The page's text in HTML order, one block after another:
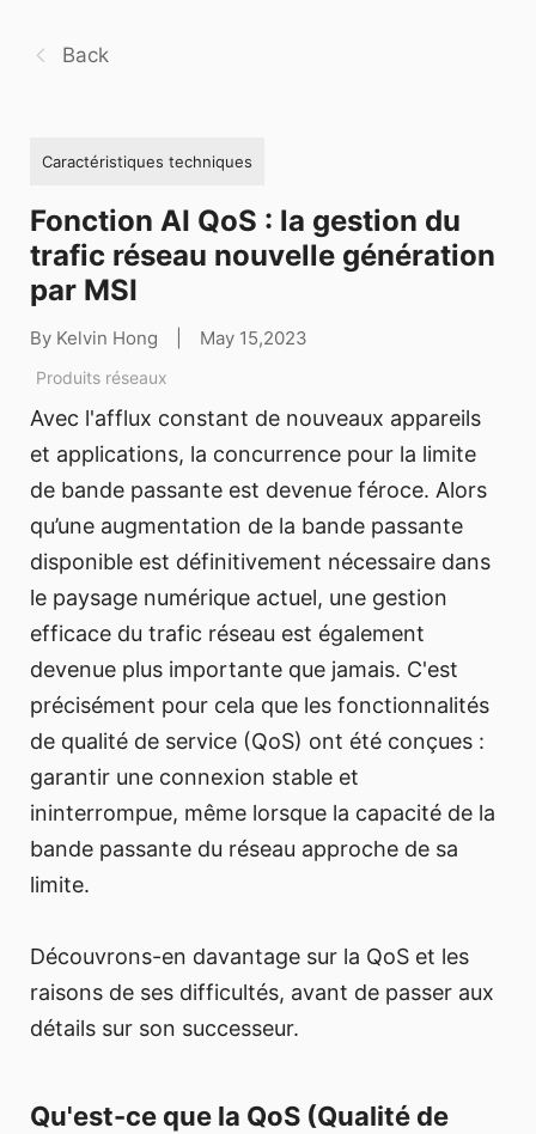
Back
Caractéristiques techniques
Fonction AI QoS : la gestion du
trafic réseau nouvelle génération
par MSI
By Kelvin Hong May 15,2023
Produits réseaux
Avec l'afflux constant de nouveaux appareils
et applications, la concurrence pour la limite
de bande passante est devenue féroce. Alors
qu’une augmentation de la bande passante
disponible est définitivement nécessaire dans
le paysage numérique actuel, une gestion
efficace du trafic réseau est également
devenue plus importante que jamais. C'est
précisément pour cela que les fonctionnalités
de qualité de service (QoS) ont été conçues :
garantir une connexion stable et
ininterrompue, même lorsque la capacité de la
bande passante du réseau approche de sa
limite.
Découvrons-en davantage sur la QoS et les
raisons de ses difficultés, avant de passer aux
détails sur son successeur.
Qu'est-ce que la QoS (Qualité de